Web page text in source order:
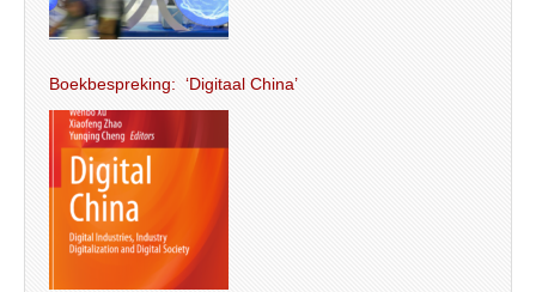
Boekbespreking: ‘Digitaal China’